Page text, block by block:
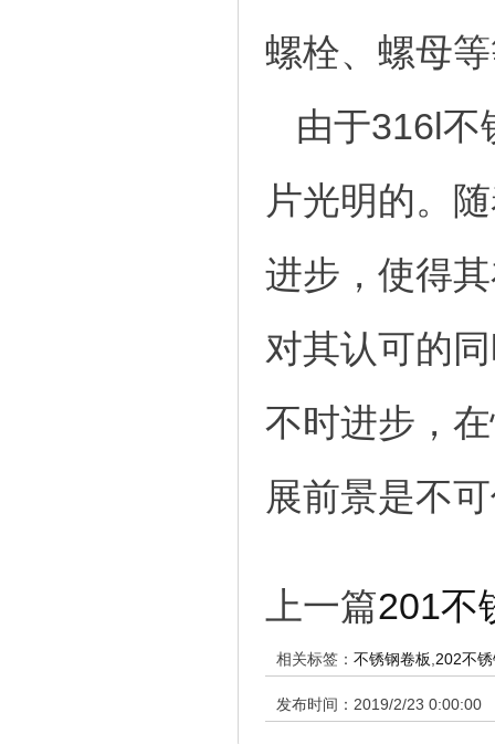
螺栓、螺母
由于316l不
片光明的。
进步，使得
对其认可的
不时进步，
展前景是不
上一篇201不
相关标签： 不锈钢卷板 202不
发布时间：2019/2/23 0:00:00